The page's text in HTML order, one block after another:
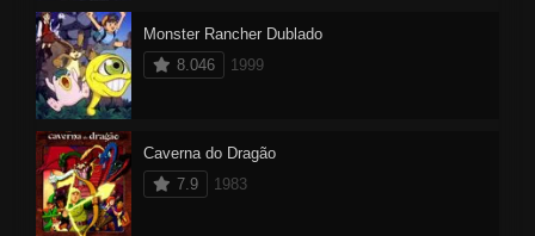
Monster Rancher Dublado
8.046
1999
Caverna do Dragão
7.9
1983